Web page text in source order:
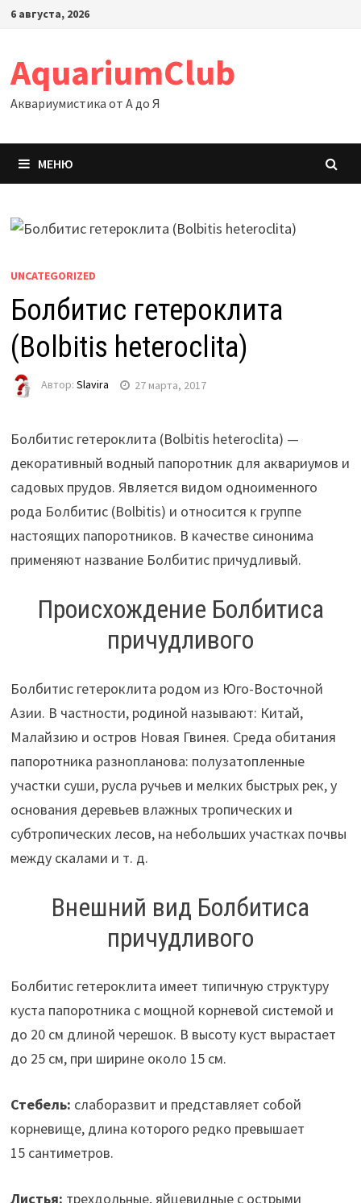
Перейти
6 августа, 2026
AquariumClub
Аквариумистика от А до Я
МЕНЮ
UNCATEGORIZED
Болбитис гетероклита
(Bolbitis heteroclita)
Автор: Slavira 27 марта, 2017
Болбитис гетероклита (Bolbitis heteroclita) —
декоративный водный папоротник для аквариумов и
садовых прудов. Является видом одноименного
рода Болбитис (Bolbitis) и относится к группе
настоящих папоротников. В качестве синонима
применяют название Болбитис причудливый.
Происхождение Болбитиса
причудливого
Болбитис гетероклита родом из Юго-Восточной
Азии. В частности, родиной называют: Китай,
Малайзию и остров Новая Гвинея. Среда обитания
папоротника разнопланова: полузатопленные
участки суши, русла ручьев и мелких быстрых рек, у
основания деревьев влажных тропических и
субтропических лесов, на небольших участках почвы
между скалами и т. д.
Внешний вид Болбитиса
причудливого
Болбитис гетероклита имеет типичную структуру
куста папоротника с мощной корневой системой и
до 20 см длиной черешок. В высоту куст вырастает
до 25 см, при ширине около 15 см.
Стебель: слаборазвит и представляет собой
корневище, длина которого редко превышает
15 сантиметров.
Листья: трехдольные, яйцевидные с острыми